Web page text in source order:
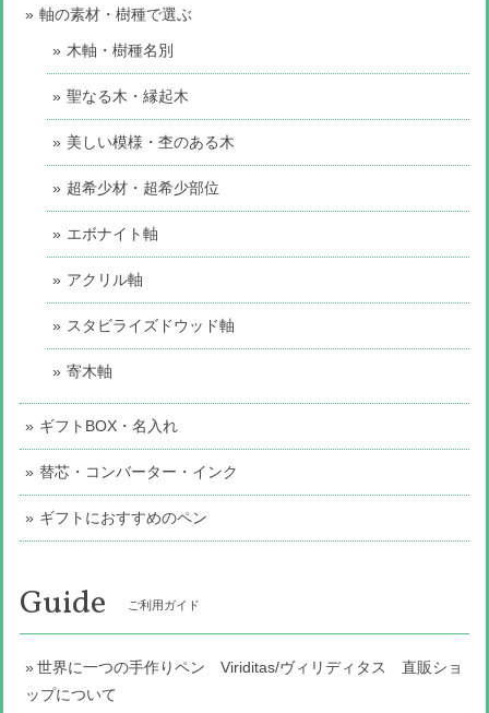
軸の素材・樹種で選ぶ
木軸・樹種名別
聖なる木・縁起木
美しい模様・杢のある木
超希少材・超希少部位
エボナイト軸
アクリル軸
スタビライズドウッド軸
寄木軸
ギフトBOX・名入れ
替芯・コンバーター・インク
ギフトにおすすめのペン
Guide ご利用ガイド
世界に一つの手作りペン Viriditas/ヴィリディタス 直販ショ
ップについて